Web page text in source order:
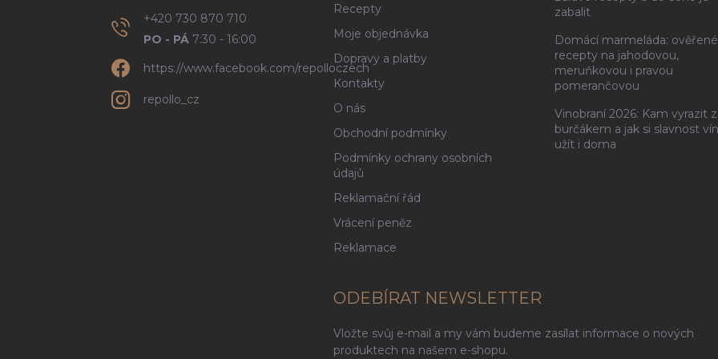
+420 730 870 710
PO - PÁ 7:30 - 16:00
https://www.facebook.com/repolloczech
repollo_cz
Recepty
Moje objednávka
Dopravy a platby
Kontakty
O nás
Obchodní podmínky
Podmínky ochrany osobních
údajů
Reklamační řád
Vrácení peněz
Reklamace
zabalit
Domácí marmeláda: ověřené
recepty na jahodovou,
meruňkovou i pravou
pomerančovou
Vinobraní 2026: Kam vyrazit
burčákem a jak si slavnost
užít i doma
ODEBÍRAT NEWSLETTER
Vložte svůj e-mail a my vám budeme zasílat informace o nových
produktech na našem e-shopu.